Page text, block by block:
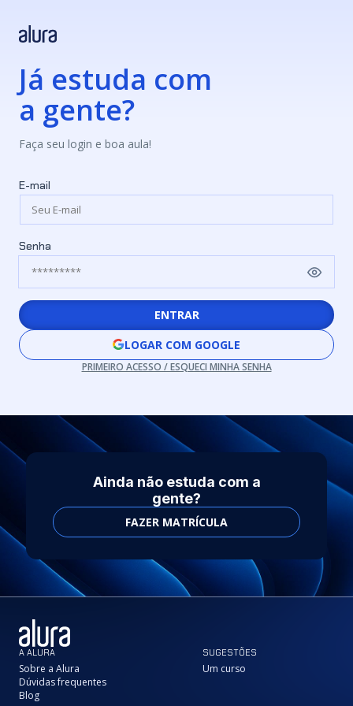
Já estuda com
a gente?
Faça seu login e boa aula!
E-mail
Senha
ENTRAR
LOGAR COM GOOGLE
PRIMEIRO ACESSO / ESQUECI MINHA SENHA
Ainda não estuda com a
gente?
FAZER MATRÍCULA
A ALURA
Sobre a Alura
Dúvidas frequentes
Blog
SUGESTÕES
Um curso